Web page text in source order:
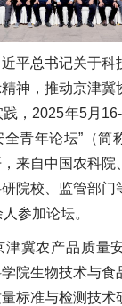
平总书记关于科
神，推动京津冀
，2025年5月
青年论坛”（简
来自中国农科院
院校、监管部门
参加论坛。
津冀农产品质量
院生物技术与食
标准与检测技术